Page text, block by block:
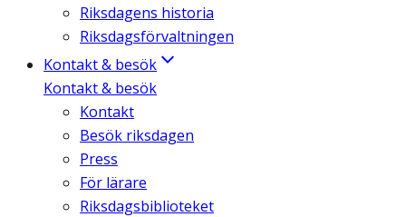
Riksdagens historia
Riksdagsförvaltningen
Kontakt & besök
Kontakt & besök
Kontakt
Besök riksdagen
Press
För lärare
Riksdagsbiblioteket